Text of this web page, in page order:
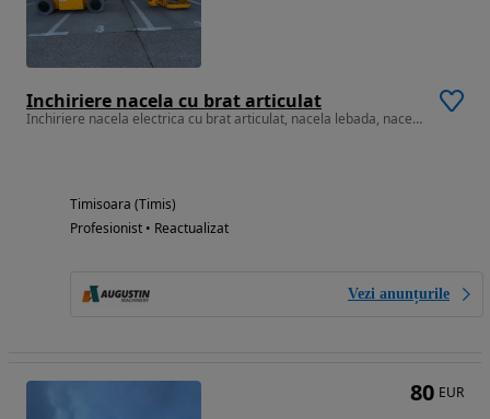
Inchiriere nacela cu brat articulat
Inchiriere nacela electrica cu brat articulat, nacela lebada, nacela gascan
Timisoara (Timis)
Profesionist • Reactualizat
Vezi anunțurile
80 EUR